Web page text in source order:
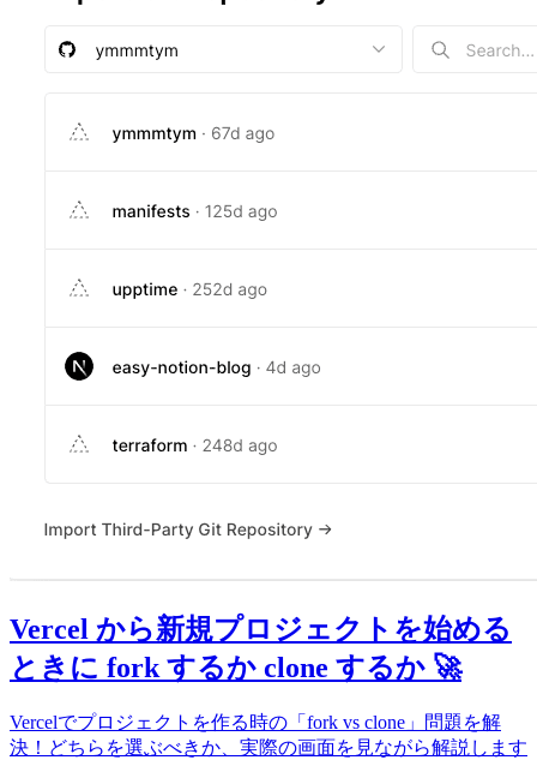
Vercel から新規プロジェクトを始める
ときに fork するか clone するか 🚀
Vercelでプロジェクトを作る時の「fork vs clone」問題を解
決！どちらを選ぶべきか、実際の画面を見ながら解説します